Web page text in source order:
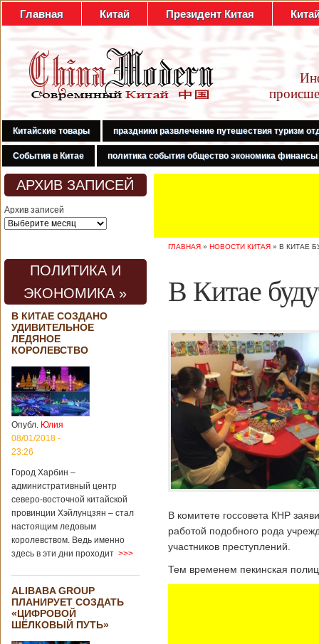
Главная Китай Президент Китая
Китайские товары праздники развлечение путешествия туризм
События в Китае политика события общество экономика финансы
АРХИВ ЗАПИСЕЙ
Архив записей
ПОЛИТИКА И
ЭКОНОМИКА »
В КИТАЕ СОЗДАНО
УДИВИТЕЛЬНОЕ
ЛЕДЯНОЕ
КОРОЛЕВСТВО
Опубл. Юлия
08/01/2018 -
23:26
Город Харбин –
административный центр
северо-восточной китайской
провинции Хэйлунцзян – стал
настоящим ледовым
королевством. Ведь именно
здесь в эти дни проходит >>>
ALIBABA GROUP
ПЛАНИРУЕТ СОЗДАТЬ
«ЦИФРОВОЙ
ШЁЛКОВЫЙ ПУТЬ»
ГЛАВНАЯ » НОВОСТИ КИТАЯ » В КИТАЕ
В Китае
В комитете госсовета КНР
работой подобного рода
участников преступлений.
Тем временем пекинская